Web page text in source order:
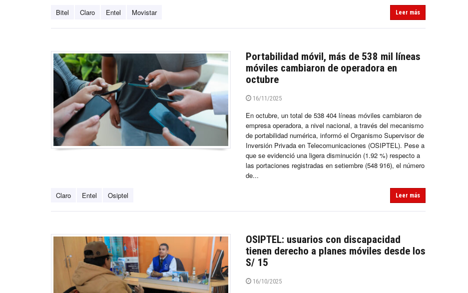
Bitel Claro Entel Movistar Leer más
Portabilidad móvil, más de 538 mil líneas
móviles cambiaron de operadora en
octubre
16/11/2025
En octubre, un total de 538 404 líneas móviles cambiaron de
empresa operadora, a nivel nacional, a través del mecanismo
de portabilidad numérica, informó el Organismo Supervisor de
Inversión Privada en Telecomunicaciones (OSIPTEL). Pese a
que se evidenció una ligera disminución (1.92 %) respecto a
las portaciones registradas en setiembre (548 916), el número
de...
Claro Entel Osiptel Leer más
OSIPTEL: usuarios con discapacidad
tienen derecho a planes móviles desde los
S/ 15
16/10/2025